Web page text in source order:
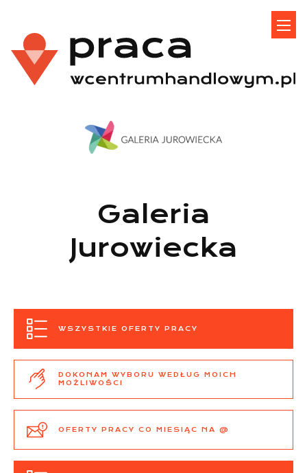
Galeria
Jurowiecka
WSZYSTKIE OFERTY PRACY
DOKONAM WYBORU WEDŁUG MOICH
MOŻLIWOŚCI
OFERTY PRACY CO MIESIĄC NA @